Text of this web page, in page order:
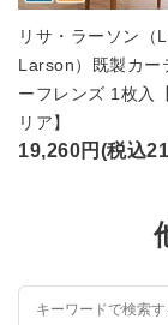
リサ・ラーソン（
Larson）既製カー
ーフレンズ 1枚入
リア】
19,260円(税込